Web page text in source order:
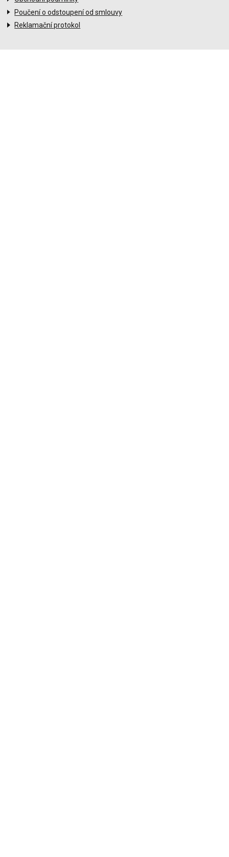
Poučení o odstoupení od smlouvy
Reklamační protokol